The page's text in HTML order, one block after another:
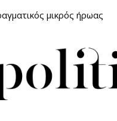
μικρός ήρωας